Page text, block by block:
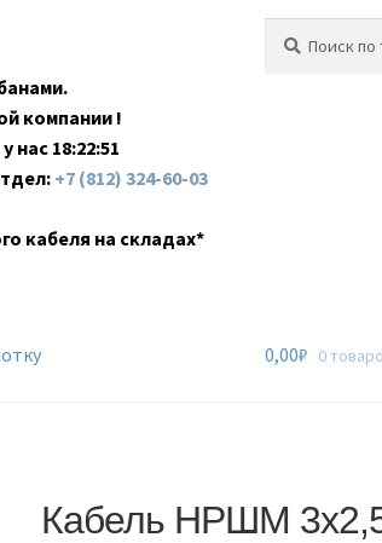
компании !
нас 18:22:52
+7 (812) 324-60-03
кабеля на складах*
0,00₽ 0
Кабель НРШМ